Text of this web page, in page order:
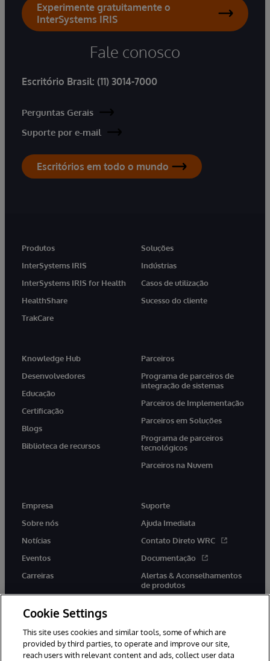
Experimente gratuitamente o
InterSystems IRIS
Fale conosco
Escritório Brasil: (11) 3014-7000
Perguntas Gerais
Suporte por e-mail
Escritórios em todo o mundo
Produtos
InterSystems IRIS
InterSystems IRIS for Health
HealthShare
TrakCare
Soluções
Indústrias
Casos de utilização
Sucesso do cliente
Knowledge Hub
Desenvolvedores
Educação
Certificação
Blogs
Biblioteca de recursos
Parceiros
Programa de parceiros de
integração de sistemas
Parceiros de Implementação
Parceiros em Soluções
Programa de parceiros
tecnológicos
Parceiros na Nuvem
Empresa
Sobre nós
Notícias
Eventos
Carreiras
Suporte
Ajuda Imediata
Contato Direto WRC
Documentação
Alertas & Aconselhamentos
de produtos
twitter youtubefacebooklinkedin
Cookie Settings
This site uses cookies and similar tools, some of which are
provided by third parties, to operate and improve our site,
reach users with relevant content and ads, collect user data